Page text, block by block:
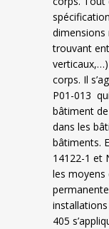
dimensions
trouvant
verticaux,…)
corps. Il
P01-013
bâtiment
dans les
bâtiments.
14122-1 et
les moyens
405